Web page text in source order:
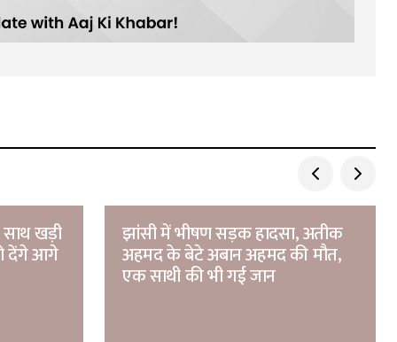
खड़ी
देंगे आगे
झांसी में भीषण सड़क हादसा, अतीक
अहमद के बेटे अबान अहमद की मौत,
एक साथी की भी गई जान